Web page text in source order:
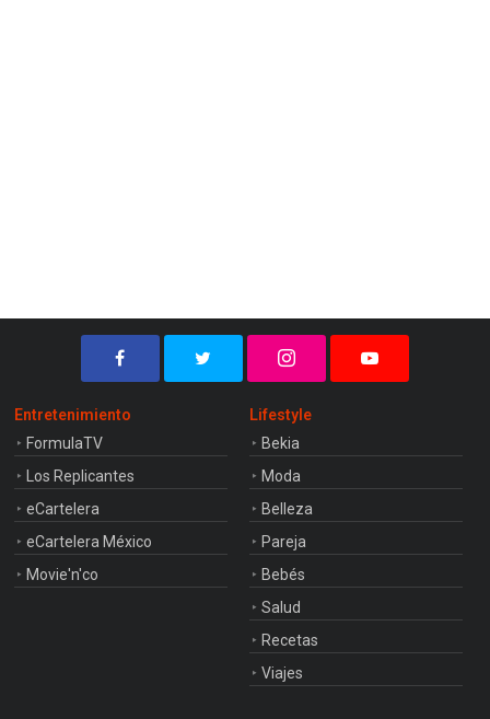
Entretenimiento
FormulaTV
Los Replicantes
eCartelera
eCartelera México
Movie'n'co
Lifestyle
Bekia
Moda
Belleza
Pareja
Bebés
Salud
Recetas
Viajes